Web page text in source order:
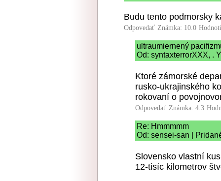
Budu tento podmorsky
Odpovedať Známka: 10.0
ultraumiernený
Od: syntaxterrorXXX, .
Ktoré zámorské
rusko-ukrajinského
rokovaní o
Odpovedať Známka: 4.3
Re: Hmmmmm
Od: sensei-san |
Slovensko vlastní
12-tisíc kilometrov